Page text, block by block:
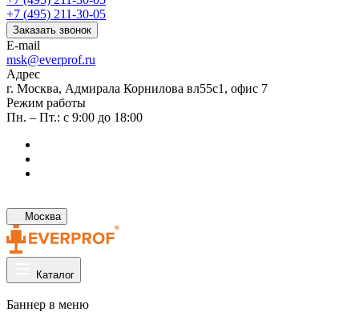
+7 (495) 211-30-05
Заказать звонок
E-mail
msk@everprof.ru
Адрес
г. Москва, Адмирала Корнилова вл55с1, офис 7
Режим работы
Пн. – Пт.: с 9:00 до 18:00
Москва
Каталог
Баннер в меню